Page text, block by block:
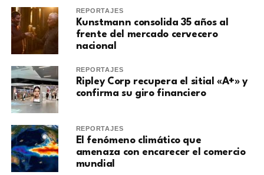
REPORTAJES
Kunstmann consolida 35 años al
frente del mercado cervecero
nacional
REPORTAJES
Ripley Corp recupera el sitial «A+» y
confirma su giro financiero
REPORTAJES
El fenómeno climático que
amenaza con encarecer el comercio
mundial